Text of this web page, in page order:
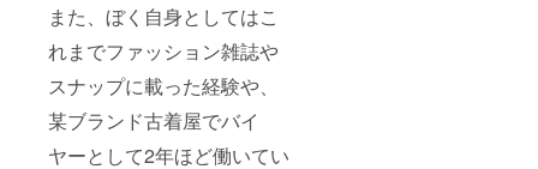
また、ぼく自身としてはこ
れまでファッション雑誌や
スナップに載った経験や、
某ブランド古着屋でバイ
ヤーとして2年ほど働いてい